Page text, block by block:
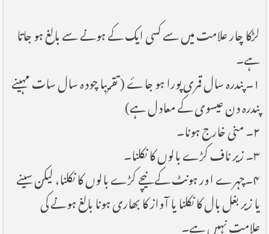
لڑکا چار علامت میں سے کسی ایک کے ہونے سے بالغ ہو جاتا
ہے۔
۱۔ پندرہ سال قمری پورا ہو جاۓ ( تقریبا چودہ سال سات مہینے
پندرہ دن عیسوی کے معادل ہے)
۲۔ منی خارج ہونا۔
۳۔ زیر ناف کڑے بالوں کا نکلنا۔
۴۔چہرے اور ہونٹ کے نیچے کڑے بالوں کا نکلنا، لیکن سینے
یا زیر بغل بال کا نکلنا یا آواز کا بھاری ہونا بالغ ہونے کی
علامت نہیں ہے۔